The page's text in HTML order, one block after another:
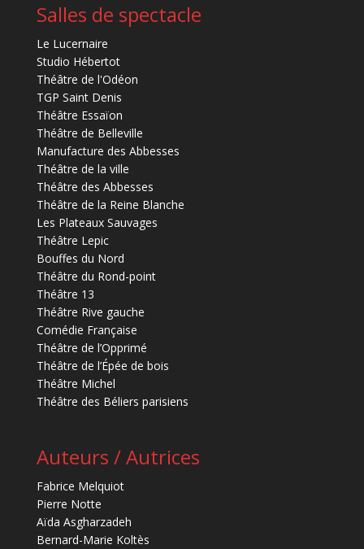
Salles de spectacle
Le Lucernaire
Studio Hébertot
Théâtre de l'Odéon
TGP Saint Denis
Théâtre Essaïon
Théâtre de Belleville
Manufacture des Abbesses
Théâtre de la ville
Théâtre des Abbesses
Théâtre de la Reine Blanche
Les Plateaux Sauvages
Théâtre Lepic
Bouffes du Nord
Théâtre du Rond-point
Théâtre 13
Théâtre Rive gauche
Comédie Française
Théâtre de l’Opprimé
Théâtre de l’Épée de bois
Théâtre Michel
Théâtre des Béliers parisiens
Auteurs / Autrices
Fabrice Melquiot
Pierre Notte
Aïda Asgharzadeh
Bernard-Marie Koltès